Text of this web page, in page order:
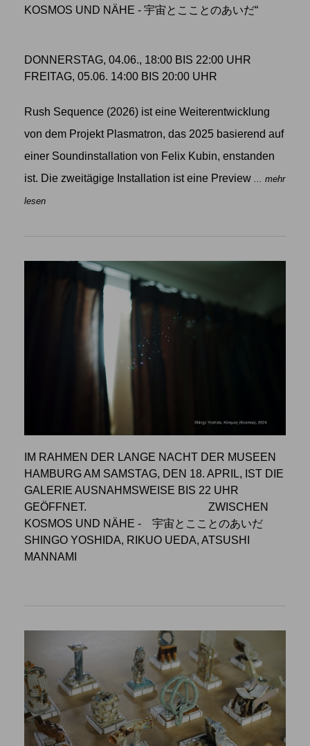
KOSMOS UND NÄHE - 宇宙とこことのあいだ“
DONNERSTAG, 04.06., 18:00 BIS 22:00 UHR
FREITAG, 05.06. 14:00 BIS 20:00 UHR
Rush Sequence (2026) ist eine Weiterentwicklung
von dem Projekt Plasmatron, das 2025 basierend auf
einer Soundinstallation von Felix Kubin, enstanden
ist. Die zweitägige Installation ist eine Preview ... mehr
lesen
IM RAHMEN DER LANGE NACHT DER MUSEEN
HAMBURG AM SAMSTAG, DEN 18. APRIL, IST DIE
GALERIE AUSNAHMSWEISE BIS 22 UHR
GEÖFFNET. ZWISCHEN
KOSMOS UND NÄHE - 宇宙とこことのあいだ
SHINGO YOSHIDA, RIKUO UEDA, ATSUSHI
MANNAMI